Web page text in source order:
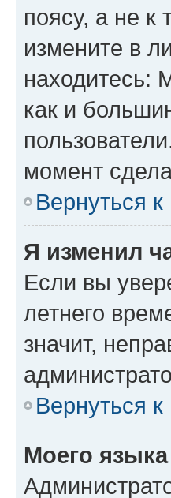
поясу, а не к
измените в
находитесь:
как и
момент
Вернуться к
Я изменил
Если вы
летнего
значит,
Вернуться к
Моего